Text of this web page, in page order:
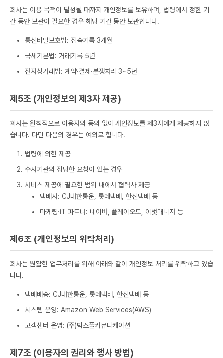
회사는 이용 목적이 달성될 때까지 개인정보를 보유하며, 법령에서 정한 기
간 동안 보관이 필요한 경우 해당 기간 동안 보관합니다.
통신비밀보호법: 접속기록 3개월
국세기본법: 거래기록 5년
전자상거래법: 계약·결제·분쟁처리 3~5년
제5조 (개인정보의 제3자 제공)
회사는 원칙적으로 이용자의 동의 없이 개인정보를 제3자에게 제공하지 않
습니다. 다만 다음의 경우는 예외로 합니다.
법령에 의한 제공
수사기관의 정당한 요청이 있는 경우
서비스 제공에 필요한 범위 내에서 협력사 제공
택배사: CJ대한통운, 롯데택배, 한진택배 등
마케팅·IT 파트너: 네이버, 플레이오토, 이벗매니저 등
제6조 (개인정보의 위탁처리)
회사는 원활한 업무처리를 위해 아래와 같이 개인정보 처리를 위탁하고 있습
니다.
택배배송: CJ대한통운, 롯데택배, 한진택배 등
시스템 운영: Amazon Web Services(AWS)
고객센터 운영: (주)박스풀커뮤니케이션
제7조 (이용자의 권리와 행사 방법)